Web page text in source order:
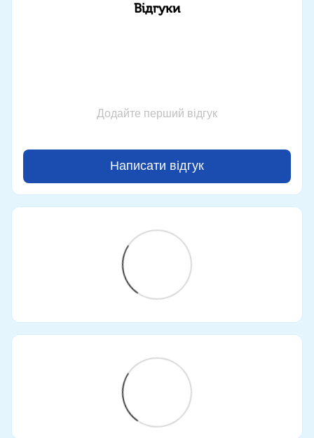
Відгуки
Додайте перший відгук
Написати відгук